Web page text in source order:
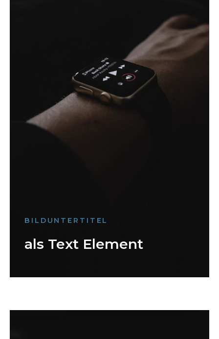
BILDUNTERTITEL
als Text Element